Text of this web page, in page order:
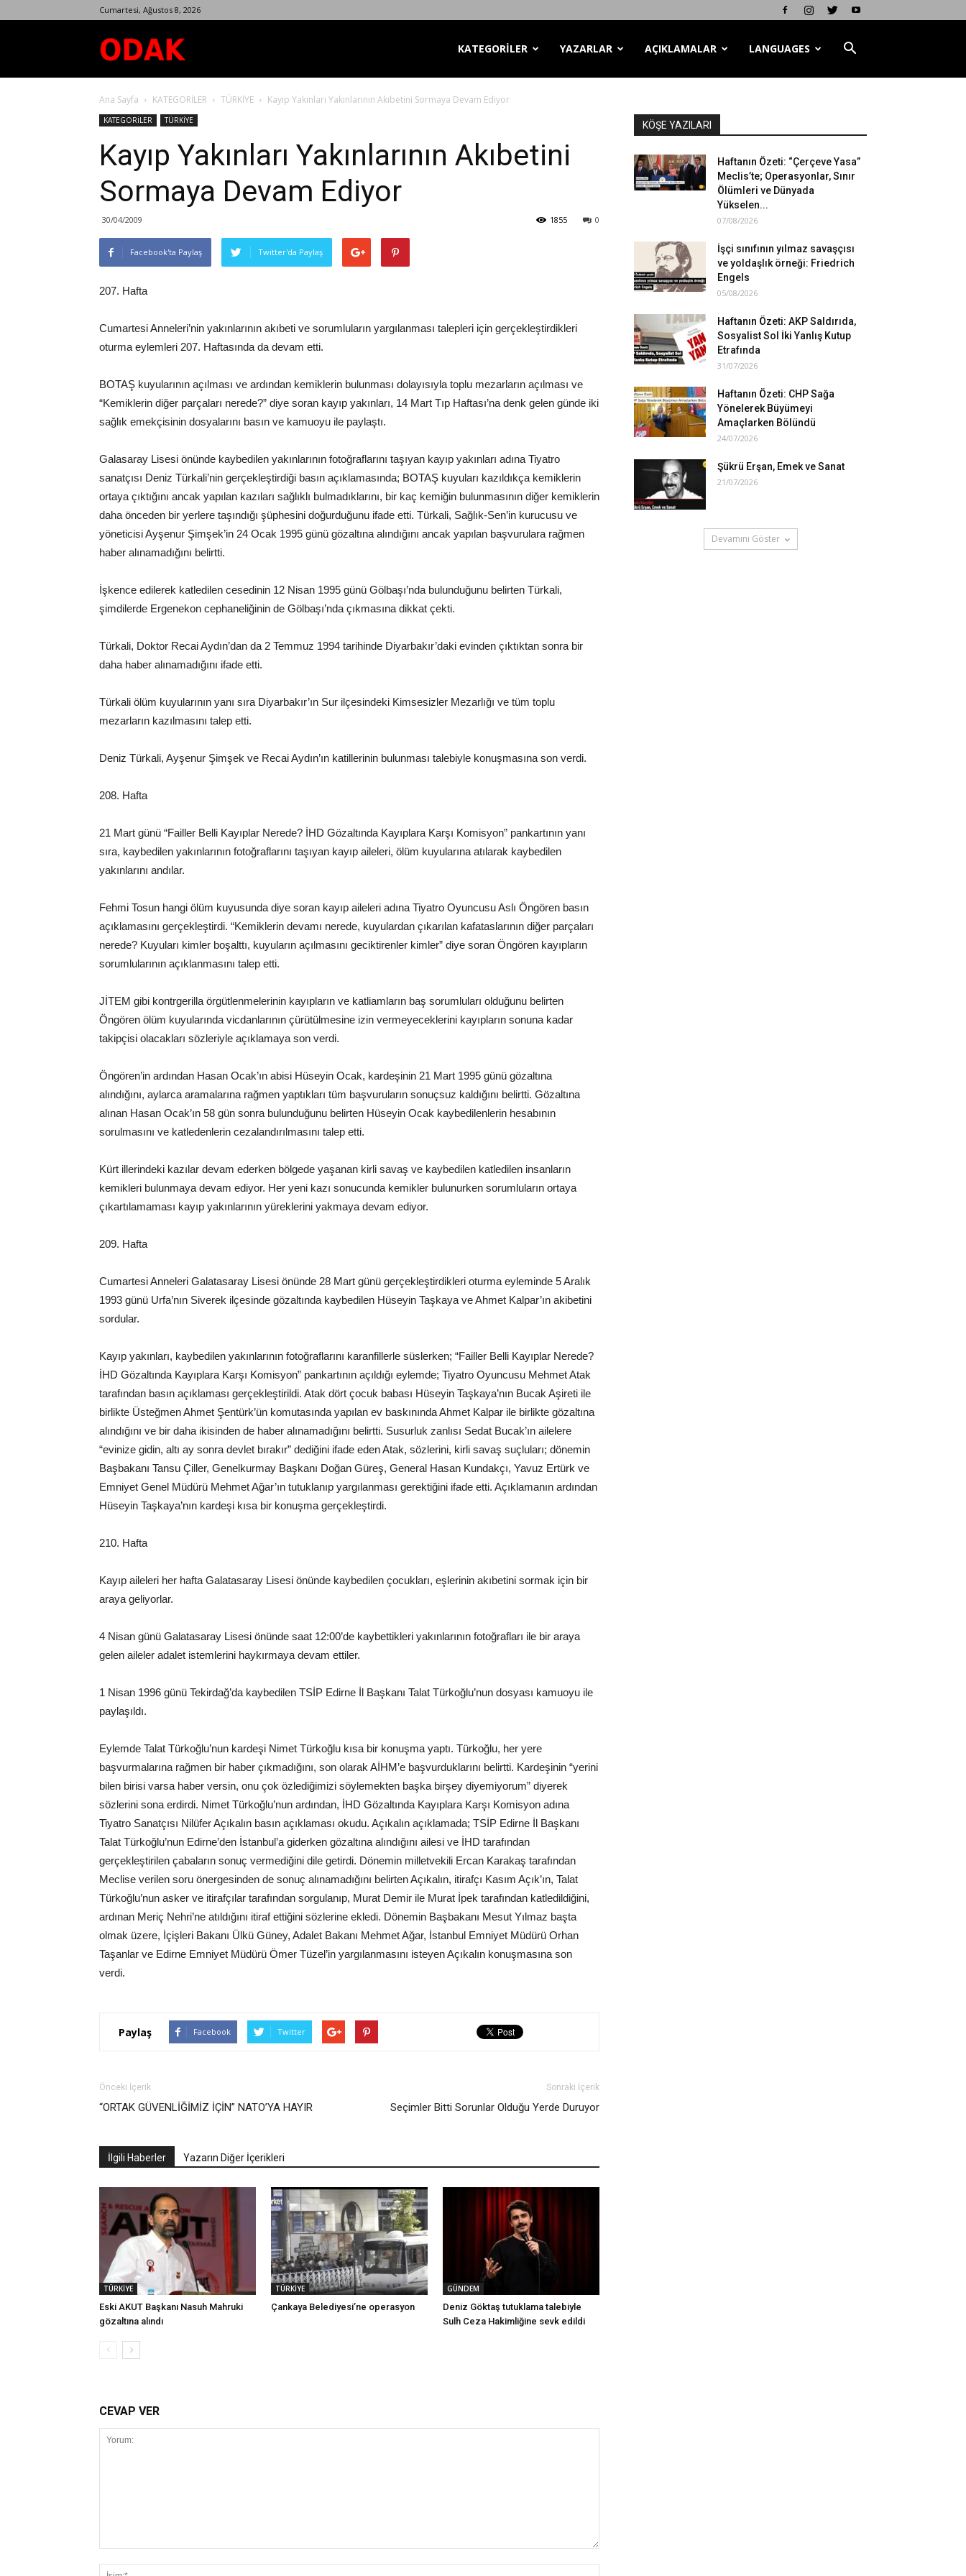
Cumartesi, Ağustos 8, 2026
Dergisi
KATEGORİLER YAZARLAR AÇIKLAMALAR LANGUAGES
Ana Sayfa KATEGORİLER TÜRKİYE Kayıp Yakınları Yakınlarının Akıbetini Sormaya Devam Ediyor
KATEGORİLER TÜRKİYE
Kayıp Yakınları Yakınlarının Akıbetini
Sormaya Devam Ediyor
30/04/2009 0
1855
Facebook'ta Paylaş Twitter'da Paylaş
207. Hafta
Cumartesi Anneleri’nin yakınlarının akıbeti ve sorumluların yargılanması talepleri için gerçekleştirdikleri
oturma eylemleri 207. Haftasında da devam etti.
BOTAŞ kuyularının açılması ve ardından kemiklerin bulunması dolayısıyla toplu mezarların açılması ve
“Kemiklerin diğer parçaları nerede?” diye soran kayıp yakınları, 14 Mart Tıp Haftası’na denk gelen günde iki
sağlık emekçisinin dosyalarını basın ve kamuoyu ile paylaştı.
Galasaray Lisesi önünde kaybedilen yakınlarının fotoğraflarını taşıyan kayıp yakınları adına Tiyatro
sanatçısı Deniz Türkali’nin gerçekleştirdiği basın açıklamasında; BOTAŞ kuyuları kazıldıkça kemiklerin
ortaya çıktığını ancak yapılan kazıları sağlıklı bulmadıklarını, bir kaç kemiğin bulunmasının diğer kemiklerin
daha önceden bir yerlere taşındığı şüphesini doğurduğunu ifade etti. Türkali, Sağlık-Sen’in kurucusu ve
yöneticisi Ayşenur Şimşek’in 24 Ocak 1995 günü gözaltına alındığını ancak yapılan başvurulara rağmen
haber alınamadığını belirtti.
İşkence edilerek katledilen cesedinin 12 Nisan 1995 günü Gölbaşı’nda bulunduğunu belirten Türkali,
şimdilerde Ergenekon cephaneliğinin de Gölbaşı’nda çıkmasına dikkat çekti.
Türkali, Doktor Recai Aydın’dan da 2 Temmuz 1994 tarihinde Diyarbakır’daki evinden çıktıktan sonra bir
daha haber alınamadığını ifade etti.
Türkali ölüm kuyularının yanı sıra Diyarbakır’ın Sur ilçesindeki Kimsesizler Mezarlığı ve tüm toplu
mezarların kazılmasını talep etti.
Deniz Türkali, Ayşenur Şimşek ve Recai Aydın’ın katillerinin bulunması talebiyle konuşmasına son verdi.
208. Hafta
21 Mart günü “Failler Belli Kayıplar Nerede? İHD Gözaltında Kayıplara Karşı Komisyon” pankartının yanı
sıra, kaybedilen yakınlarının fotoğraflarını taşıyan kayıp aileleri, ölüm kuyularına atılarak kaybedilen
yakınlarını andılar.
Fehmi Tosun hangi ölüm kuyusunda diye soran kayıp aileleri adına Tiyatro Oyuncusu Aslı Öngören basın
açıklamasını gerçekleştirdi. “Kemiklerin devamı nerede, kuyulardan çıkarılan kafataslarının diğer parçaları
nerede? Kuyuları kimler boşalttı, kuyuların açılmasını geciktirenler kimler” diye soran Öngören kayıpların
sorumlularının açıklanmasını talep etti.
JİTEM gibi kontrgerilla örgütlenmelerinin kayıpların ve katliamların baş sorumluları olduğunu belirten
Öngören ölüm kuyularında vicdanlarının çürütülmesine izin vermeyeceklerini kayıpların sonuna kadar
takipçisi olacakları sözleriyle açıklamaya son verdi.
Öngören’in ardından Hasan Ocak’ın abisi Hüseyin Ocak, kardeşinin 21 Mart 1995 günü gözaltına
alındığını, aylarca aramalarına rağmen yaptıkları tüm başvuruların sonuçsuz kaldığını belirtti. Gözaltına
alınan Hasan Ocak’ın 58 gün sonra bulunduğunu belirten Hüseyin Ocak kaybedilenlerin hesabının
sorulmasını ve katledenlerin cezalandırılmasını talep etti.
Kürt illerindeki kazılar devam ederken bölgede yaşanan kirli savaş ve kaybedilen katledilen insanların
kemikleri bulunmaya devam ediyor. Her yeni kazı sonucunda kemikler bulunurken sorumluların ortaya
çıkartılamaması kayıp yakınlarının yüreklerini yakmaya devam ediyor.
209. Hafta
Cumartesi Anneleri Galatasaray Lisesi önünde 28 Mart günü gerçekleştirdikleri oturma eyleminde 5 Aralık
1993 günü Urfa’nın Siverek ilçesinde gözaltında kaybedilen Hüseyin Taşkaya ve Ahmet Kalpar’ın akibetini
sordular.
Kayıp yakınları, kaybedilen yakınlarının fotoğraflarını karanfillerle süslerken; “Failler Belli Kayıplar Nerede?
İHD Gözaltında Kayıplara Karşı Komisyon” pankartının açıldığı eylemde; Tiyatro Oyuncusu Mehmet Atak
tarafından basın açıklaması gerçekleştirildi. Atak dört çocuk babası Hüseyin Taşkaya’nın Bucak Aşireti ile
birlikte Üsteğmen Ahmet Şentürk’ün komutasında yapılan ev baskınında Ahmet Kalpar ile birlikte gözaltına
alındığını ve bir daha ikisinden de haber alınamadığını belirtti. Susurluk zanlısı Sedat Bucak’ın ailelere
“evinize gidin, altı ay sonra devlet bırakır” dediğini ifade eden Atak, sözlerini, kirli savaş suçluları; dönemin
Başbakanı Tansu Çiller, Genelkurmay Başkanı Doğan Güreş, General Hasan Kundakçı, Yavuz Ertürk ve
Emniyet Genel Müdürü Mehmet Ağar’ın tutuklanıp yargılanması gerektiğini ifade etti. Açıklamanın ardından
Hüseyin Taşkaya’nın kardeşi kısa bir konuşma gerçekleştirdi.
210. Hafta
Kayıp aileleri her hafta Galatasaray Lisesi önünde kaybedilen çocukları, eşlerinin akıbetini sormak için bir
araya geliyorlar.
4 Nisan günü Galatasaray Lisesi önünde saat 12:00’de kaybettikleri yakınlarının fotoğrafları ile bir araya
gelen aileler adalet istemlerini haykırmaya devam ettiler.
1 Nisan 1996 günü Tekirdağ’da kaybedilen TSİP Edirne İl Başkanı Talat Türkoğlu’nun dosyası kamuoyu ile
paylaşıldı.
Eylemde Talat Türkoğlu’nun kardeşi Nimet Türkoğlu kısa bir konuşma yaptı. Türkoğlu, her yere
başvurmalarına rağmen bir haber çıkmadığını, son olarak AİHM’e başvurduklarını belirtti. Kardeşinin “yerini
bilen birisi varsa haber versin, onu çok özlediğimizi söylemekten başka birşey diyemiyorum” diyerek
sözlerini sona erdirdi. Nimet Türkoğlu’nun ardından, İHD Gözaltında Kayıplara Karşı Komisyon adına
Tiyatro Sanatçısı Nilüfer Açıkalın basın açıklaması okudu. Açıkalın açıklamada; TSİP Edirne İl Başkanı
Talat Türkoğlu’nun Edirne’den İstanbul’a giderken gözaltına alındığını ailesi ve İHD tarafından
gerçekleştirilen çabaların sonuç vermediğini dile getirdi. Dönemin milletvekili Ercan Karakaş tarafından
Meclise verilen soru önergesinden de sonuç alınamadığını belirten Açıkalın, itirafçı Kasım Açık’ın, Talat
Türkoğlu’nun asker ve itirafçılar tarafından sorgulanıp, Murat Demir ile Murat İpek tarafından katledildiğini,
ardınan Meriç Nehri’ne atıldığını itiraf ettiğini sözlerine ekledi. Dönemin Başbakanı Mesut Yılmaz başta
olmak üzere, İçişleri Bakanı Ülkü Güney, Adalet Bakanı Mehmet Ağar, İstanbul Emniyet Müdürü Orhan
Taşanlar ve Edirne Emniyet Müdürü Ömer Tüzel’in yargılanmasını isteyen Açıkalın konuşmasına son
verdi.
Paylaş Facebook Twitter
Önceki İçerik
“ORTAK GÜVENLİĞİMİZ İÇİN” NATO’YA HAYIR
Sonraki İçerik
Seçimler Bitti Sorunlar Olduğu Yerde Duruyor
İlgili Haberler Yazarın Diğer İçerikleri
TÜRKİYE
Eski AKUT Başkanı Nasuh Mahruki
gözaltına alındı
TÜRKİYE
Çankaya Belediyesi’ne operasyon
GÜNDEM
Deniz Göktaş tutuklama talebiyle
Sulh Ceza Hakimliğine sevk edildi
CEVAP VER
KÖŞE YAZILARI
Haftanın Özeti: “Çerçeve Yasa”
Meclis’te; Operasyonlar, Sınır
Ölümleri ve Dünyada
Yükselen...
07/08/2026
İşçi sınıfının yılmaz savaşçısı
ve yoldaşlık örneği: Friedrich
Engels
05/08/2026
Haftanın Özeti: AKP Saldırıda,
Sosyalist Sol İki Yanlış Kutup
Etrafında
31/07/2026
Haftanın Özeti: CHP Sağa
Yönelerek Büyümeyi
Amaçlarken Bölündü
24/07/2026
Şükrü Erşan, Emek ve Sanat
21/07/2026
Devamını Göster